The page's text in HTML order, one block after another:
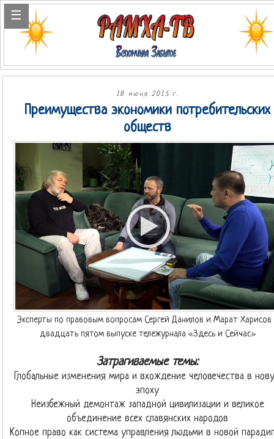
18 июня 2015 г.
Преимущества экономики потребительских
обществ
Эксперты по правовым вопросам Сергей Данилов и Марат Харисов
двадцать пятом выпуске тележурнала «Здесь и Сейчас»
Затрагиваемые темы:
Глобальные изменения мира и вхождение человечества в
эпоху
Неизбежный демонтаж западной цивилизации и великое
объединение всех славянских народов
Копное право как система управления людьми в новой